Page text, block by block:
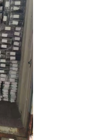
αλουμινίου
από αλουμίνιο